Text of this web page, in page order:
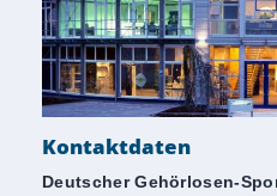
Kontaktdaten
Deutscher Gehörlosen-